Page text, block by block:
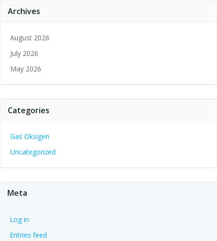
Archives
August 2026
July 2026
May 2026
Categories
Gas Oksigen
Uncategorized
Meta
Log in
Entries feed